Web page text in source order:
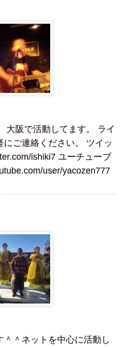
大阪で活動してます。 ライ
ご連絡ください。 ツイッ
ishiki7 ユーチューブ
user/yacozen777
＾＾ネットを中心に活動し